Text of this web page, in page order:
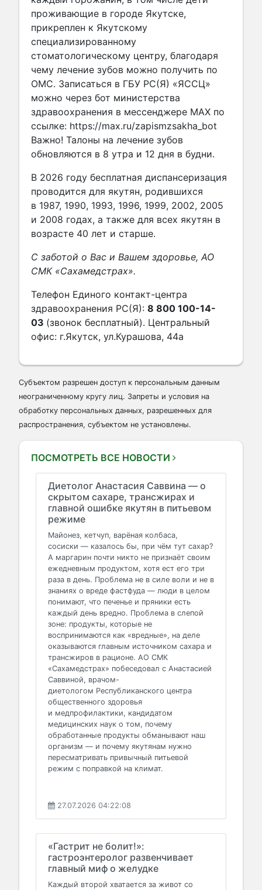
проживающие в городе Якутске,
прикреплен к Якутскому
специализированному
стоматологическому центру, благодаря
чему лечение зубов можно получить по
ОМС. Записаться в ГБУ РС(Я) «ЯССЦ»
можно через бот министерства
здравоохранения в мессенджере МАХ по
ссылке: https://max.ru/zapismzsakha_bot
Важно! Талоны на лечение зубов
обновляются в 8 утра и 12 дня в будни.
В 2026 году бесплатная диспансеризация
проводится для якутян, родившихся
в 1987, 1990, 1993, 1996, 1999, 2002, 2005
и 2008 годах, а также для всех якутян в
возрасте 40 лет и старше.
С заботой о Вас и Вашем здоровье, АО
СМК «Сахамедстрах».
Телефон Единого контакт-центра
здравоохранения РС(Я): 8 800 100-14-
03 (звонок бесплатный). Центральный
офис: г.Якутск, ул.Курашова, 44а
Субъектом разрешен доступ к персональным данным
неограниченному кругу лиц. Запреты и условия на
обработку персональных данных, разрешенных для
распространения, субъектом не установлены.
ПОСМОТРЕТЬ ВСЕ НОВОСТИ
Диетолог Анастасия Саввина — о
скрытом сахаре, трансжирах и
главной ошибке якутян в питьевом
режиме
Майонез, кетчуп, варёная колбаса,
сосиски — казалось бы, при чём тут сахар?
А маргарин почти никто не признаёт своим
ежедневным продуктом, хотя ест его три
раза в день. Проблема не в силе воли и не в
знаниях о вреде фастфуда — люди в целом
понимают, что печенье и пряники есть
каждый день вредно. Проблема в слепой
зоне: продукты, которые не
воспринимаются как «вредные», на деле
оказываются главным источником сахара и
трансжиров в рационе. АО СМК
«Сахамедстрах» побеседовал с Анастасией
Саввиной, врачом-
диетологом Республиканского центра
общественного здоровья
и медпрофилактики, кандидатом
медицинских наук о том, почему
обработанные продукты обманывают наш
организм — и почему якутянам нужно
пересматривать привычный питьевой
режим с поправкой на климат.
27.07.2026 04:22:08
«Гастрит не болит!»:
гастроэнтеролог развенчивает
главный миф о желудке
Каждый второй хватается за живот со